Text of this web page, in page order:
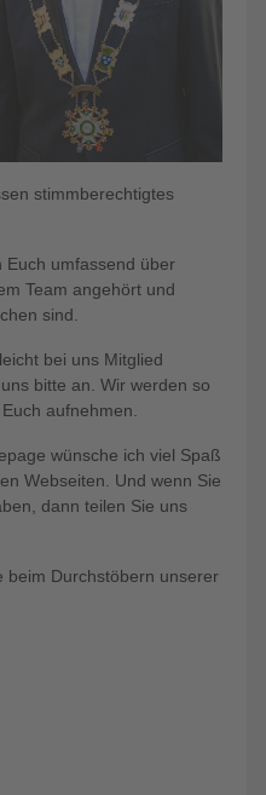
stimmberechtigtes
Euch umfassend über
Team angehört und
sind.
bei uns Mitglied
bitte an. Wir werden so
aufnehmen.
wünsche ich viel Spaß
Webseiten. Und wenn Sie
dann teilen Sie uns
beim Durchstöbern unserer